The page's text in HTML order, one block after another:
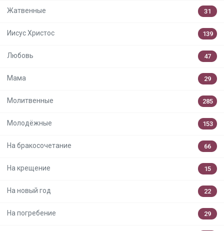
Жатвенные 31
Иисус Христос 139
Любовь 47
Мама 29
Молитвенные 285
Молодёжные 153
На бракосочетание 66
На крещение 15
На новый год 22
На погребение 29